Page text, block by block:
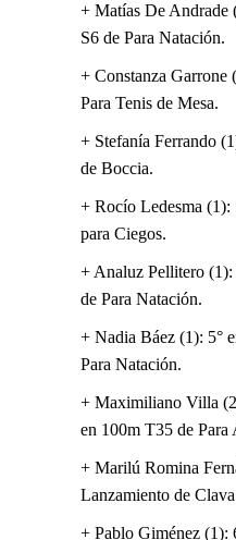
+ Matías De Andrade
S6 de Para Natación.
+ Constanza Garrone
Para Tenis de Mesa.
+ Stefanía Ferrando
de Boccia.
+ Rocío Ledesma (1):
para Ciegos.
+ Analuz Pellitero (1):
de Para Natación.
+ Nadia Báez (1): 5°
Para Natación.
+ Maximiliano Villa
en 100m T35 de Para
+ Marilú Romina
Lanzamiento de
+ Pablo Giménez (1):